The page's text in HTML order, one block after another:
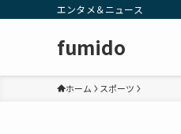
エンタメ＆ニュース
fumido
ホーム スポーツ